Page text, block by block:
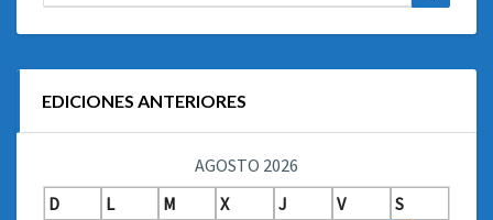
EDICIONES ANTERIORES
AGOSTO 2026
D
L M X J V
S